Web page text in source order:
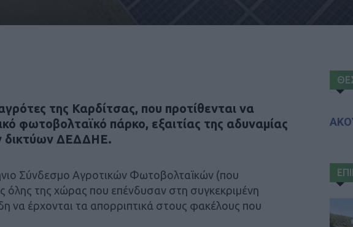
της Καρδίτσας, που προτίθενται να
φωτοβολταϊκό πάρκο, εξαιτίας της αδυναμίας
δικτύων ΔΕΔΔΗΕ.
Σύνδεσμο Αγροτικών Φωτοβολταϊκών (που
όλης της χώρας που επένδυσαν στη συγκεκριμένη
να έρχονται τα απορριπτικά στους φακέλους που